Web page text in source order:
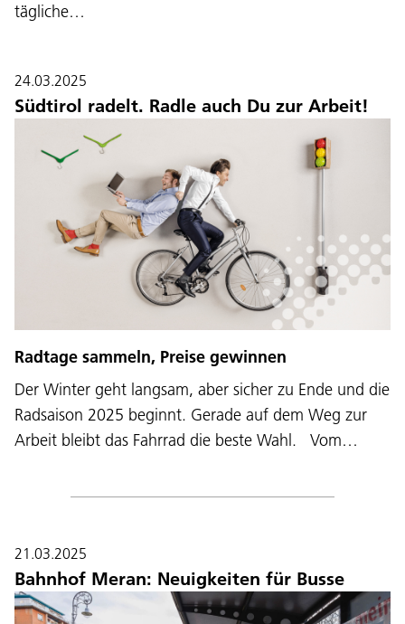
tägliche…
24.03.2025
Südtirol radelt. Radle auch Du zur Arbeit!
Radtage sammeln, Preise gewinnen
Der Winter geht langsam, aber sicher zu Ende und die
Radsaison 2025 beginnt. Gerade auf dem Weg zur
Arbeit bleibt das Fahrrad die beste Wahl. Vom…
21.03.2025
Bahnhof Meran: Neuigkeiten für Busse